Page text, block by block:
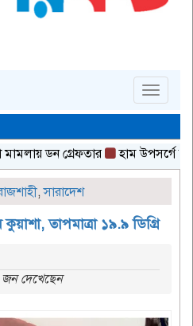
Toggle
ডন গ্রেফতার
হাম উপসর্গে আরও ৬
,সারাদেশ
তাপমাত্রা ১৯.৯ ডিগ্রি
দেখেছেন